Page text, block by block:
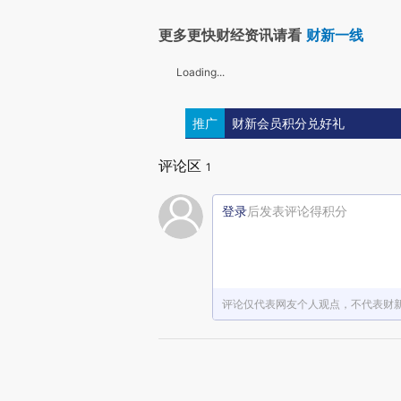
更多更快财经资讯请看 财新一线
Loading...
推广 财新会员积分兑好礼
评论区 1
登录后发表评论得积分
评论仅代表网友个人观点，不代表财